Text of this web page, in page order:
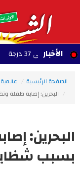
الأخبار37 درجة 19:06 - 2026/08/06
الصفحة الرئيسية
عالمية
البحرين: إصابة طفلة
البحرين:
بسبب